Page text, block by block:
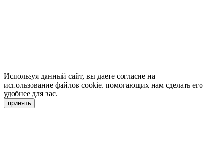
Используя данный сайт, вы даете согласие на
использование файлов cookie, помогающих нам сделать его
удобнее для вас.
принять